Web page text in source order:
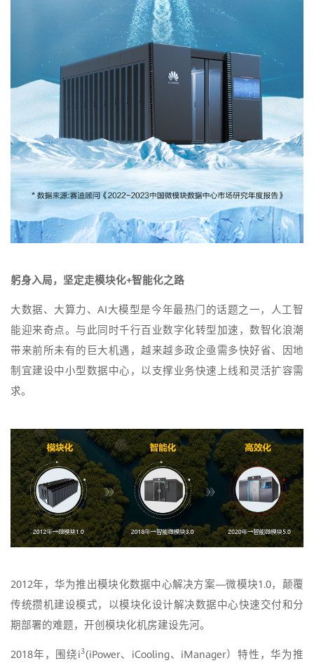
躬身入局，坚定走模块化+智能化之路
大数据、大算力、AI大模型是今年最热门的话题之一，人工智
能迎来奇点。与此同时千行百业数字化转型加速，数智化浪潮
带来前所未有的巨大机遇，越来越多政企亟需多快好省、因地
制宜建设中小型数据中心，以支撑业务快速上线和灵活扩容需
求。
2012年，华为推出模块化数据中心解决方案—微模块1.0，颠覆
传统攒机建设模式，以模块化设计解决数据中心快速交付和分
期部署的难题，开创模块化机房建设先河。
2018年，围绕i3(iPower、iCooling、iManager）特性，华为推